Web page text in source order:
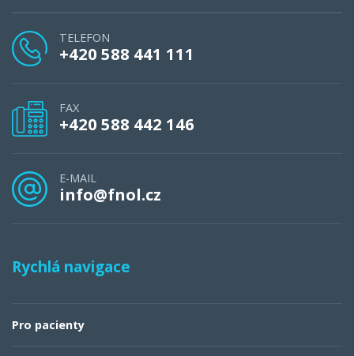
TELEFON
+420 588 441 111
FAX
+420 588 442 146
E-MAIL
info@fnol.cz
Rychlá navigace
Pro pacienty